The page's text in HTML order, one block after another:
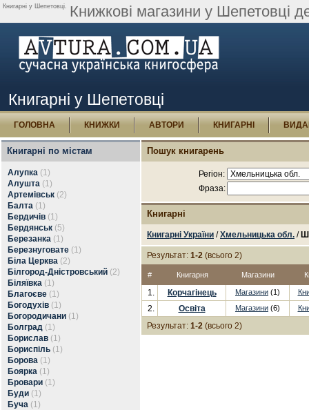
Книгарні у Шепетовці. Книжкові магазини у Шепетовці
Книгарні у Шепетовці
ГОЛОВНА КНИЖКИ АВТОРИ КНИГАРНІ
Книгарні по містам
Алупка (1)
Алушта (1)
Артемівськ (2)
Балта (1)
Бердичів (1)
Бердянськ (5)
Березанка (1)
Березнуговате (1)
Біла Церква (2)
Білгород-Дністровський (2)
Біляївка (1)
Благоєве (1)
Богодухів (1)
Богородичани (1)
Болград (1)
Борислав (1)
Бориспіль (1)
Борова (1)
Боярка (1)
Бровари (1)
Буди (1)
Буча (1)
Пошук книгарень
Регіон:
Фраза:
Книгарні
Книгарні України /Хмельницька обл. /
Результат: 1-2 (всього 2)
# Книгарня Магазини
1. Корчагінець Магазини (1)
2. Освіта Магазини (6)
Результат: 1-2 (всього 2)